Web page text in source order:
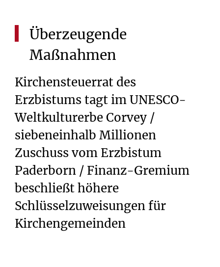
Überzeugende
Maßnahmen
Kirchensteuerrat des
Erzbistums tagt im UNESCO-
Weltkulturerbe Corvey /
siebeneinhalb Millionen
Zuschuss vom Erzbistum
Paderborn / Finanz-Gremium
beschließt höhere
Schlüsselzuweisungen für
Kirchengemeinden